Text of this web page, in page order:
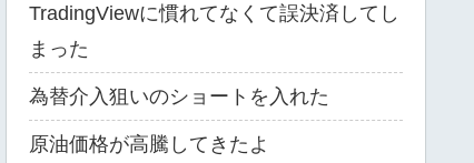
TradingViewに慣れてなくて誤決済してし
まった
為替介入狙いのショートを入れた
原油価格が高騰してきたよ